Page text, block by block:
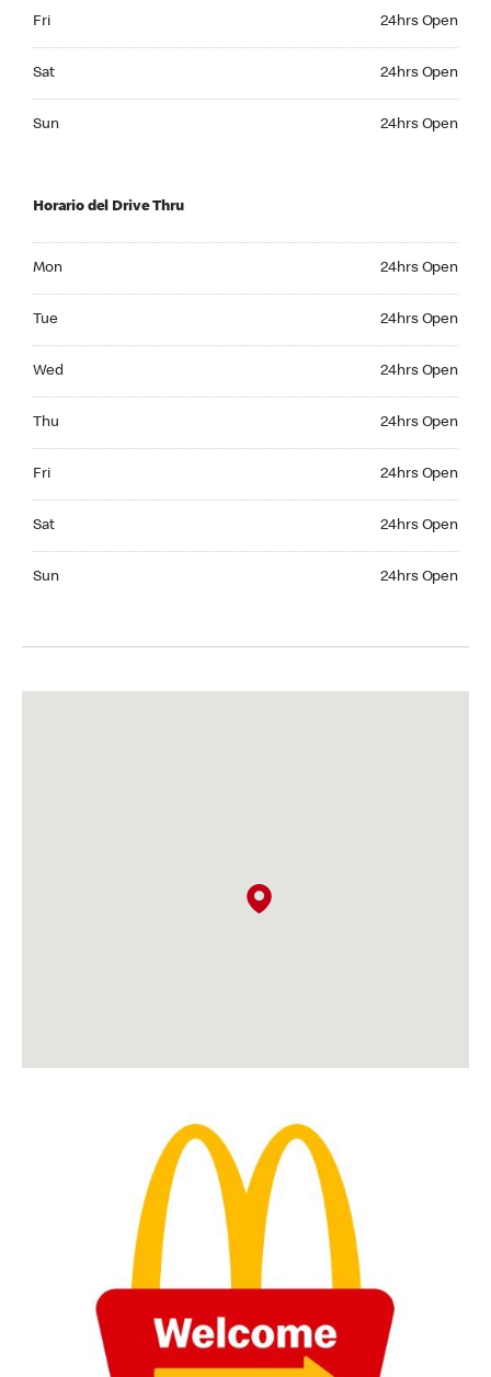
Fri 24hrs Open
Sat 24hrs Open
Sun 24hrs Open
Horario del Drive Thru
Mon 24hrs Open
Tue 24hrs Open
Wed 24hrs Open
Thu 24hrs Open
Fri 24hrs Open
Sat 24hrs Open
Sun 24hrs Open